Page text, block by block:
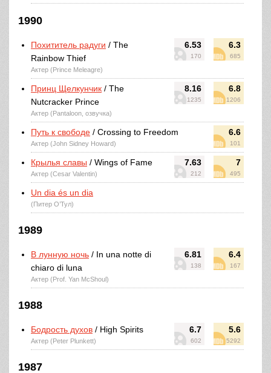
1990
6.53
170
6.3
685
Похититель радуги / The
Rainbow Thief
Актер (Prince Meleagre)
8.16
1235
6.8
1206
Принц Щелкунчик / The
Nutcracker Prince
Актер (Pantaloon, озвучка)
6.6
101
Путь к свободе / Crossing to Freedom
Актер (John Sidney Howard)
7.63
212
7
495
Крылья славы / Wings of Fame
Актер (Cesar Valentin)
Un dia és un dia
(Питер О’Тул)
1989
6.81
138
6.4
167
В лунную ночь / In una notte di
chiaro di luna
Актер (Prof. Yan McShoul)
1988
6.7
602
5.6
5292
Бодрость духов / High Spirits
Актер (Peter Plunkett)
1987